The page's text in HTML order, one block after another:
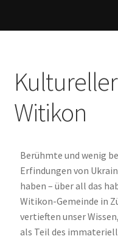
Witikon
Berühmte und wenig
Erfindungen von
haben – über all das
Witikon-Gemeinde in
vertieften unser
als Teil des